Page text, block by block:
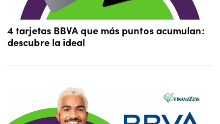
4 tarjetas BBVA que más puntos acumulan:
descubre la ideal